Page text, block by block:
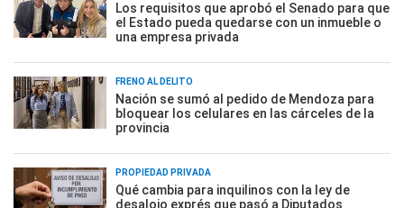
Los requisitos que aprobó el Senado para que
el Estado pueda quedarse con un inmueble o
una empresa privada
FRENO AL DELITO
Nación se sumó al pedido de Mendoza para
bloquear los celulares en las cárceles de la
provincia
PROPIEDAD PRIVADA
Qué cambia para inquilinos con la ley de
desalojo exprés que pasó a Diputados